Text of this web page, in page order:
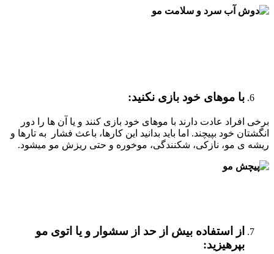
با موهای خود بازی نکنید:
برخی افراد عادت دارند با موهای خود بازی کنند و یا آن ها را دور
انگشتان خود بپیچند. اما باید بدانید این کارها، باعث فشار به تارها و
ریشه ی مو، نازکی، شکنندگی، موخوره و حتی ریزش مو میشود.
از استفاده بیش از حد از سشوار و یا اتوی مو
بپرهیزید: